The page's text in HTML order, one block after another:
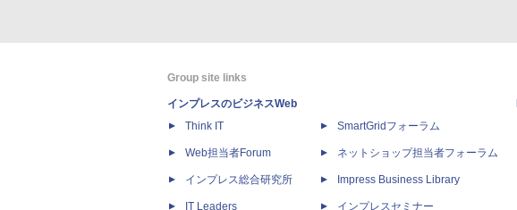
Group site links
インプレスのビジネスWeb
Think IT
Web担当者Forum
インプレス総合研究所
IT Leaders
SmartGridフォーラム
ネットショップ担当者フォーラム
Impress Business Library
インプレスセミナー